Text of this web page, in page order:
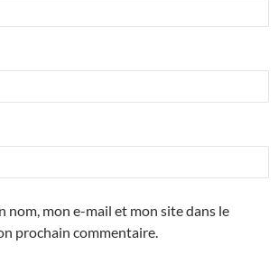
nom, mon e-mail et mon site dans le
prochain commentaire.